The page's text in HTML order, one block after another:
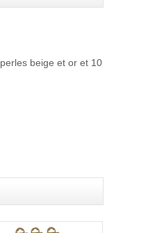
beige et or et 10